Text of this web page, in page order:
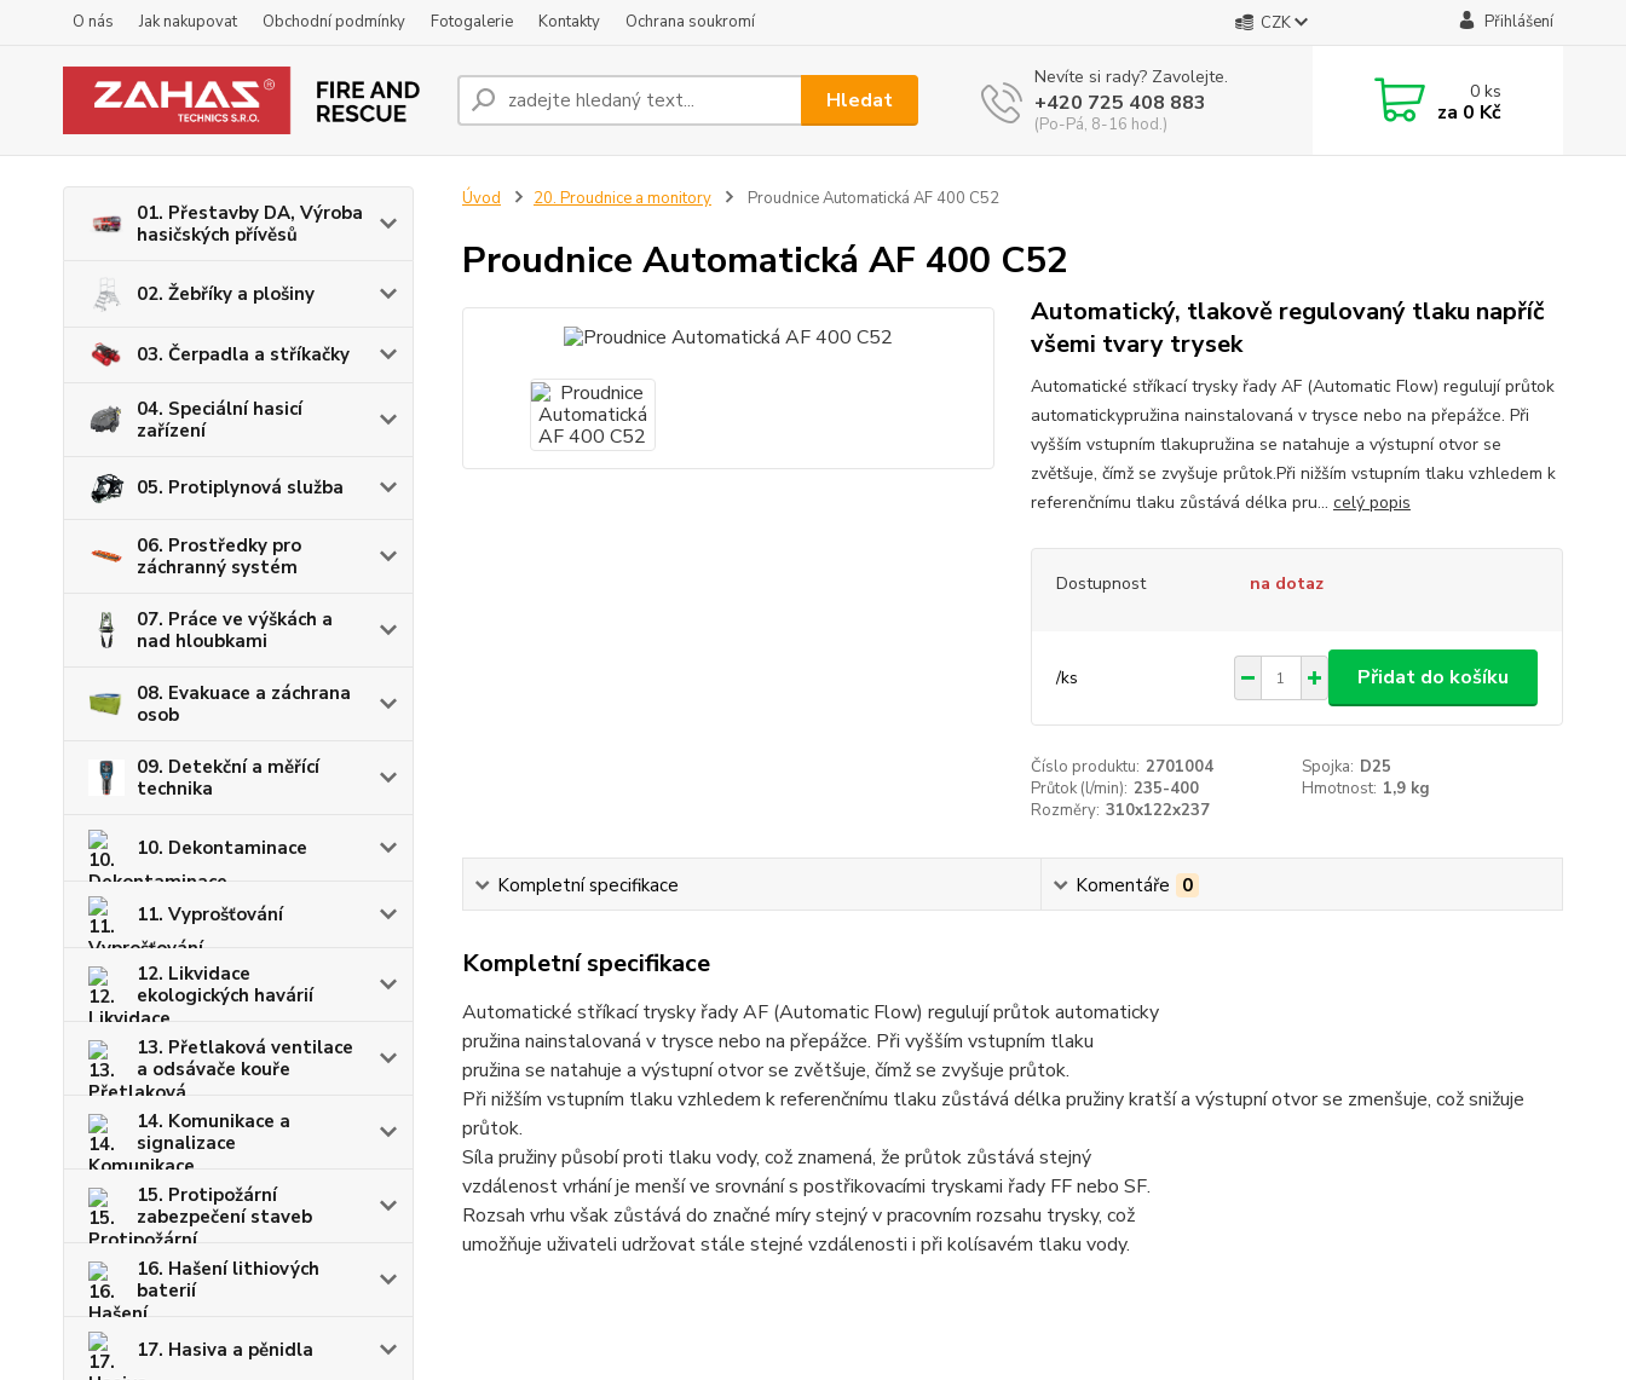
O nás Jak nakupovat Obchodní podmínky Fotogalerie Kontakty Ochrana soukromí CZK Přihlášení
Hledat
Nevíte si rady? Zavolejte.
+420 725 408 883
(Po-Pá, 8-16 hod.)
0ks
za 0 Kč
01. Přestavby DA, Výroba
hasičských přívěsů
02. Žebříky a plošiny
03. Čerpadla a stříkačky
04. Speciální hasicí
zařízení
05. Protiplynová služba
06. Prostředky pro
záchranný systém
07. Práce ve výškách a
nad hloubkami
08. Evakuace a záchrana
osob
09. Detekční a měřící
technika
10. Dekontaminace
11. Vyprošťování
12. Likvidace
ekologických havárií
13. Přetlaková ventilace
a odsávače kouře
14. Komunikace a
signalizace
15. Protipožární
zabezpečení staveb
16. Hašení lithiových
baterií
17. Hasiva a pěnidla
Úvod 20. Proudnice a monitory Proudnice Automatická AF 400 C52
Proudnice Automatická AF 400 C52
Automatický, tlakově regulovaný tlaku napříč
všemi tvary trysek
Automatické stříkací trysky řady AF (Automatic Flow) regulují průtok
automatickypružina nainstalovaná v trysce nebo na přepážce. Při
vyšším vstupním tlakupružina se natahuje a výstupní otvor se
zvětšuje, čímž se zvyšuje průtok.Při nižším vstupním tlaku vzhledem k
referenčnímu tlaku zůstává délka pru... celý popis
Dostupnost na dotaz
/ks Přidat do košíku
Číslo produktu: 2701004 Spojka: D25
Průtok (l/min): 235-400 Hmotnost: 1,9 kg
Rozměry: 310x122x237
Kompletní specifikace Komentáře 0
Kompletní specifikace
Automatické stříkací trysky řady AF (Automatic Flow) regulují průtok automaticky
pružina nainstalovaná v trysce nebo na přepážce. Při vyšším vstupním tlaku
pružina se natahuje a výstupní otvor se zvětšuje, čímž se zvyšuje průtok.
Při nižším vstupním tlaku vzhledem k referenčnímu tlaku zůstává délka pružiny kratší a výstupní otvor se zmenšuje, což snižuje
průtok.
Síla pružiny působí proti tlaku vody, což znamená, že průtok zůstává stejný
vzdálenost vrhání je menší ve srovnání s postřikovacími tryskami řady FF nebo SF.
Rozsah vrhu však zůstává do značné míry stejný v pracovním rozsahu trysky, což
umožňuje uživateli udržovat stále stejné vzdálenosti i při kolísavém tlaku vody.